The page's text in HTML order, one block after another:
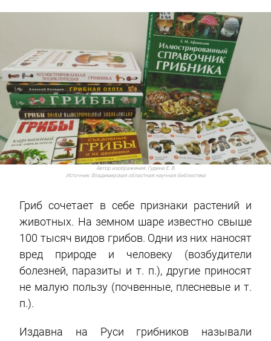
Автор изображения: Гудина Е. В.
Источник: Владимирская областная научная библиотека
Гриб сочетает в себе признаки растений и
животных. На земном шаре известно свыше
100 тысяч видов грибов. Одни из них наносят
вред природе и человеку (возбудители
болезней, паразиты и т. п.), другие приносят
не малую пользу (почвенные, плесневые и т.
п.).
Издавна на Руси грибников называли